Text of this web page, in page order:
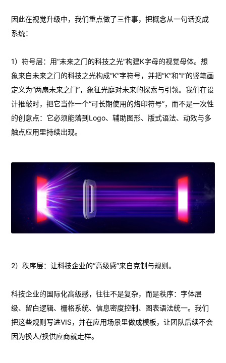
因此在视觉升级中，我们重点做了三件事，把概念从一句话变成
系统：
1）符号层：用“未来之门的科技之光”构建K字母的视觉母体。想
象来自未来之门的科技之光构成“K”字符号，并把“K”和“I”的竖笔画
定义为“两扇未来之门”，象征光庭对未来的探索与引领。我们在设
计推敲时，把它当作一个“可长期使用的烙印符号”，而不是一次性
的创意点：它必须能落到Logo、辅助图形、版式语法、动效与多
触点应用里持续出现。
2）秩序层：让科技企业的“高级感”来自克制与规则。
科技企业的国际化高级感，往往不是复杂，而是秩序：字体层
级、留白逻辑、栅格系统、信息密度控制、图表语法统一。我们
把这些规则写进VIS，并在应用场景里做成模板，让团队后续不会
因为换人/换供应商就走样。